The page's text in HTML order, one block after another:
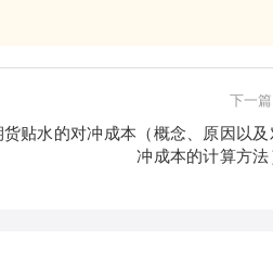
下一篇
贴水的对冲成本（概念、原因以
冲成本的计算方